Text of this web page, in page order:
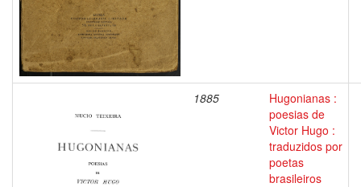
1885
Hugonianas :
poesias de
Victor Hugo :
traduzidos por
poetas
brasileiros